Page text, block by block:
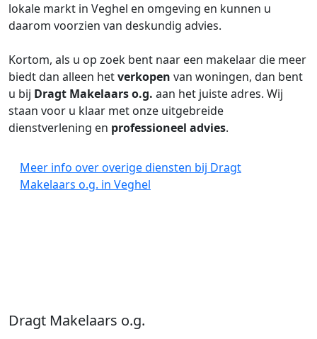
Dragt Makelaars o.g.
lokale markt in Veghel en omgeving en kunnen u
daarom voorzien van deskundig advies.
Kortom, als u op zoek bent naar een makelaar die meer
biedt dan alleen hetverkopen van woningen, dan bent
u bij Dragt Makelaars o.g. aan het juiste adres. Wij
staan voor u klaar met onze uitgebreide
dienstverlening en professioneel advies.
Meer info over overige diensten bij Dragt
Makelaars o.g. in Veghel